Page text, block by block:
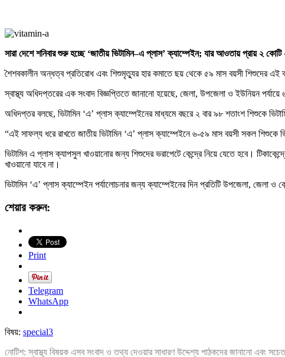
সারা দেশে শনিবার শুরু হচ্ছে‘জাতীয় ভিটামিন–এ প্লাস’ক্যাম্পেইন; যার আওতায় প্রায় ২ কোটি
শৈশবকালীন অন্ধত্ব প্রতিরোধ এবং শিশুমৃত্যুর হার কমাতে ছয় থেকে ৫৯ মাস বয়সী শিশুদের এই
স্বাস্থ্য অধিদপ্তরের এক সংবাদ বিজ্ঞপ্তিতে জানানো হয়েছে, জেলা, উপজেলা ও ইউনিয়ন
অধিদপ্তর বলছে, ভিটামিন ‘এ’ প্লাস ক্যাম্পেইনের মাধ্যমে বছরে ২ বার ৯৮ শতাংশ শিশুকে
“এই সাফল্য ধরে রাখতে জাতীয় ভিটামিন ‘এ’ প্লাস ক্যাম্পেইনে ৬-৫৯ মাস বয়সী সকল শিশুকে
ভিটামিন এ প্লাস ক্যাপসুল খাওয়ানোর জন্য শিশুদের ভরাপেটে কেন্দ্রে নিয়ে যেতে হবে।
খাওয়ানো যাবে না।
ভিটামিন ‘এ’ প্লাস ক্যাম্পেইন পর্যালোচনার জন্য ক্যাম্পেইনের দিন প্রতিটি উপজেলা, জেলা ও
শেয়ার করুন:
Print
Telegram
WhatsApp
বিষয়: special3
নোটিশ: স্বাস্থ্য বিষয়ক এসব সংবাদ ও তথ্য দেওয়ার সাধারণ উদ্দেশ্য পাঠকদের জানানো এবং